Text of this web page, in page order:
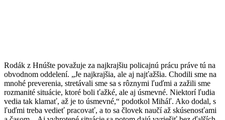
Rodák z Hnúšte považuje za najkrajšiu policajnú prácu práve tú na
obvodnom oddelení. „Je najkrajšia, ale aj najťažšia. Chodili sme na
mnohé preverenia, stretávali sme sa s rôznymi ľuďmi a zažili sme
rozmanité situácie, ktoré boli ťažké, ale aj úsmevné. Niektorí ľudia
vedia tak klamať, až je to úsmevné,“ podotkol Miháľ. Ako dodal, s
ľuďmi treba vedieť pracovať, a to sa človek naučí až skúsenosťami